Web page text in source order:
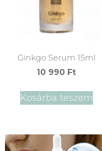
Ginkgo Serum 15ml
10 990 Ft
Kosárba teszem